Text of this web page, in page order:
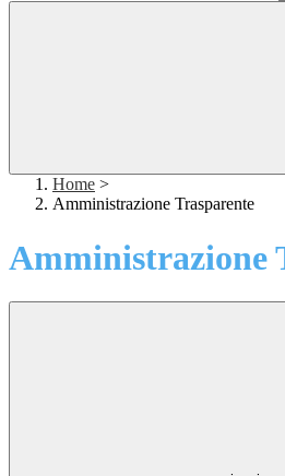
Home >
Amministrazione Trasparente
Amministrazione